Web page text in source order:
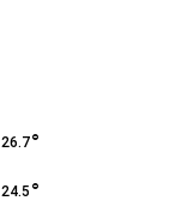
26.7°
24.5 °